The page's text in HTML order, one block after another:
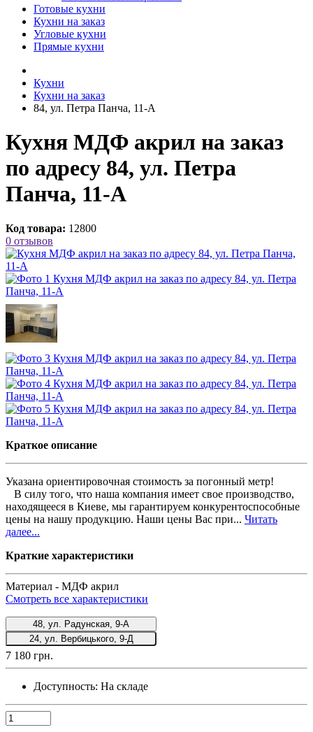
Готовые кухни
Кухни на заказ
Угловые кухни
Прямые кухни
Кухни
Кухни на заказ
84, ул. Петра Панча, 11-А
Кухня МДФ акрил на заказ
по адресу 84, ул. Петра
Панча, 11-А
Код товара: 12800
0 отзывов
Краткое описание
Указана ориентировочная стоимость за погонный метр!
В силу того, что наша компания имеет свое производство,
находящееся в Киеве, мы гарантируем конкурентоспособные
цены на нашу продукцию. Наши цены Вас при... Читать
далее...
Краткие характеристики
Материал - МДФ акрил
Смотреть все характеристики
48, ул. Радунская, 9-А
24, ул. Вербицького, 9-Д
7 180 грн.
Доступность: На складе